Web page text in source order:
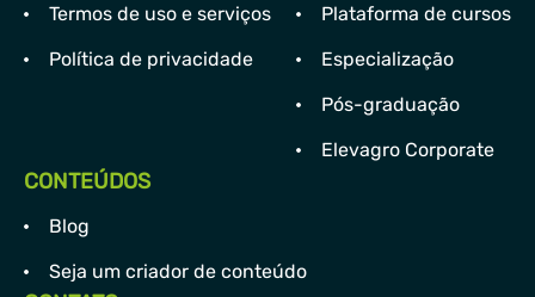
Termos de uso e serviços
Política de privacidade
Plataforma de cursos
Especialização
Pós-graduação
Elevagro Corporate
CONTEÚDOS
Blog
Seja um criador de conteúdo